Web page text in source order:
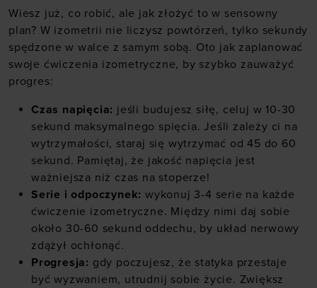
Wiesz już, co robić, ale jak złożyć to w sensowny
plan? W izometrii nie liczysz powtórzeń, tylko sekundy
spędzone w walce z samym sobą. Oto jak zaplanować
swoje ćwiczenia izometryczne, by szybko zauważyć
progres:
Czas napięcia: jeśli budujesz siłę, celuj w 10-30
sekund maksymalnego spięcia. Jeśli zależy ci na
wytrzymałości, staraj się wytrzymać od 45 do 60
sekund. Pamiętaj, że jakość napięcia jest
ważniejsza niż czas na stoperze!
Serie i odpoczynek: wykonuj 3-4 serie na każde
ćwiczenie izometryczne. Między nimi daj sobie
około 30-60 sekund oddechu, by układ nerwowy
zdążył ochłonąć.
Progresja: gdy poczujesz, że statyka przestaje
być wyzwaniem, utrudnij sobie życie. Zwiększ